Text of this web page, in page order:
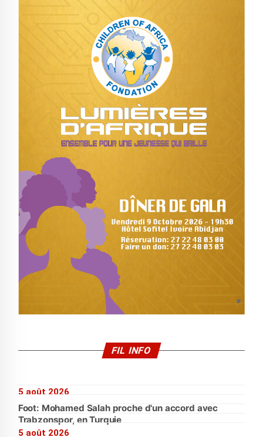
FIL INFO
5 août 2026
Foot: Mohamed Salah proche d'un accord avec
Trabzonspor, en Turquie
5 août 2026